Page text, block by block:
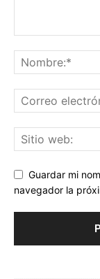
Guardar mi
navegador la